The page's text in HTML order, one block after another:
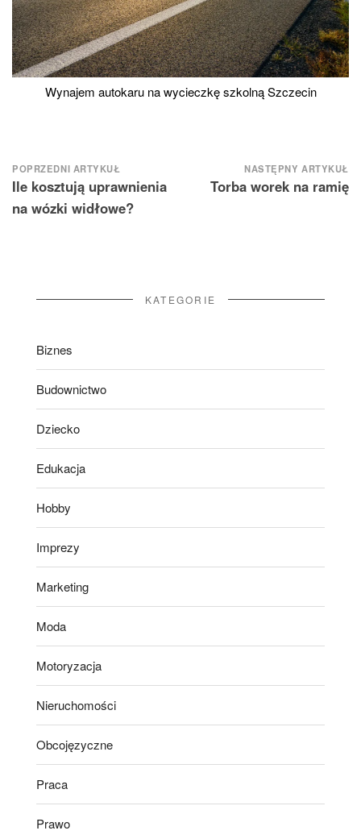
Wynajem autokaru na wycieczkę szkolną Szczecin
Nawigacja
wpisu
POPRZEDNI ARTYKUŁ
Ile kosztują uprawnienia
na wózki widłowe?
NASTĘPNY ARTYKUŁ
Torba worek na ramię
KATEGORIE
Biznes
Budownictwo
Dziecko
Edukacja
Hobby
Imprezy
Marketing
Moda
Motoryzacja
Nieruchomości
Obcojęzyczne
Praca
Prawo